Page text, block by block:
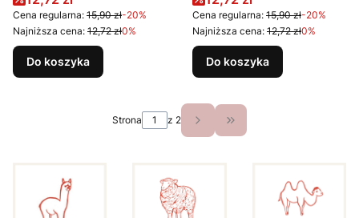
Cena regularna: 15,90 zł-20%
Najniższa cena: 12,72 zł0%
Do koszyka
Cena regularna: 15,90 zł-20%
Najniższa cena: 12,72 zł0%
Do koszyka
Strona z 2 Przejdź do ostatniej